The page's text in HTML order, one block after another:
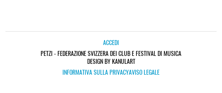
ACCEDI
PETZI - FEDERAZIONE SVIZZERA DEI CLUB E FESTIVAL DI MUSICA
DESIGN BY KANULART
INFORMATIVA SULLA PRIVACYAVISO LEGALE